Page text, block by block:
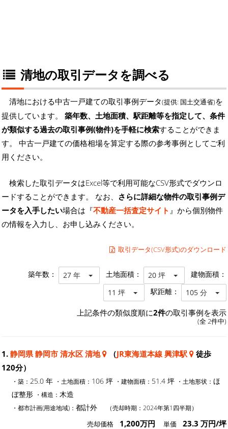
清地の取引データを調べる
清地における中古一戸建ての取引事例データ(提供: 国土交通省)を
提供しています。 築年数、土地面積、駅距離等を指定して、条件
が類似する過去の取引事例(物件)を手軽に検索することができま
す。 中古一戸建ての価格相場を算定する際の参考事例としてご利
用ください。
検索した取引データはExcel等で利用可能なCSV形式でダウンロ
ードすることができます。 なお、 さらに詳細な物件の取引事例デ
ータを入手したい場合は『不動産一括査定サイト 』から個別物件
の情報を入力し、お申し込みください。
取引データ(CSV形式)のダウンロード
築年数： 27 年 土地面積： 20 坪 建物面積：
11 坪 駅距離： 105 分
上記条件の類似度順に2件の取引事例を表示
(全 2件中)
1. 静岡県 静岡市 清水区 清地 （JR東海道本線 興津駅
徒歩
120分）
・築： 25.0 年 ・土地面積： 106 坪 ・建物面積： 51.4 坪 ・土地形状： ほ
ぼ整形 ・構造： 木造
・都市計画(用途地域)： 都計外 （売却時期：2024年第1四半期）
売却価格 1,200万円 単価 23.3 万円/坪